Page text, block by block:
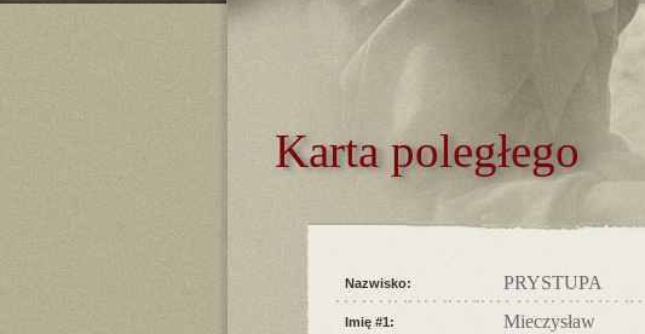
Karta poległego
Nazwisko: PRYSTUPA
Imię #1: Mieczysław